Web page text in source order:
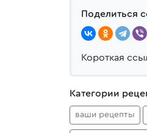
Поделиться
Короткая
Категории
ваши рецепты